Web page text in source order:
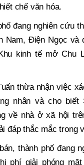
chế văn hóa.
đang nghiên cứu
Nam, Điện Ngọc và
kinh tế mở Chu
thừa nhận việc
nhân và cho biết
về nhà ở xã hội
đáp thắc mắc trong
thành phố đang
phí giải phóng